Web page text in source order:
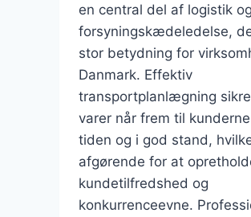
en central del af logistik og
forsyningskædeledelse,
stor betydning for
Danmark. Effektiv
transportplanlægning
varer når frem til
tiden og i god stand,
afgørende for at
kundetilfredshed og
konkurrenceevne.